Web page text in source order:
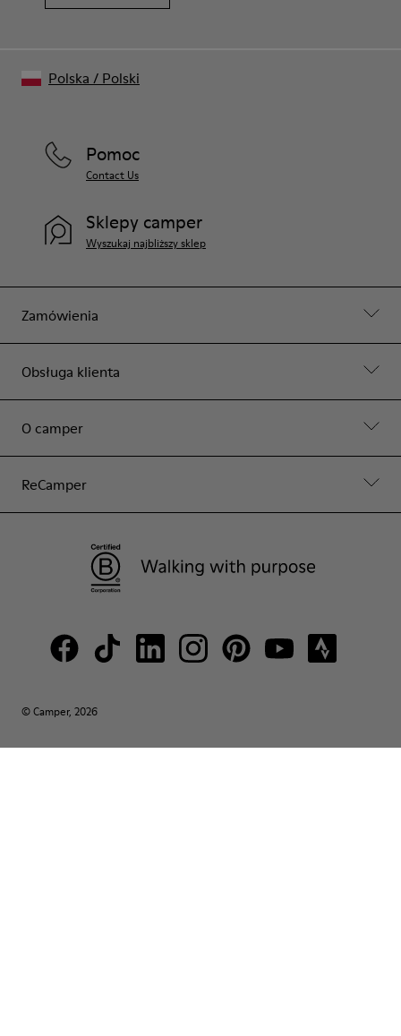
Zamówienia
Obsługa klienta
O camper
ReCamper
Pomoc
Contact Us
Sklepy camper
Wyszukaj najbliższy sklep
© Camper, 2026
Polska / Polski